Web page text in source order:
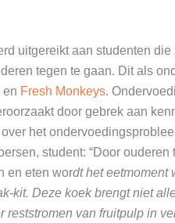
uitgereikt aan studenten
tegen te gaan. Dit als
en Fresh Monkeys.
door gebrek aan
het
student: “Door
en eten wordt het eetmoment
kit. Deze koek brengt niet
van fruitpulp in